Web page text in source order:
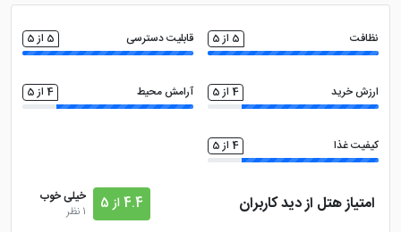
نظافت 5 از 5 قابلیت دسترسی 5 از 5
ارزش خرید 4 از 5 آرامش محیط 4 از 5
کیفیت غذا 4 از 5
امتیاز هتل از دید کاربران 4.4 از 5
خیلی خوب
1 نظر